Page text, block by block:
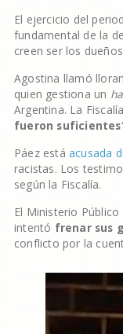
El ejercicio del
fundamental de la
creen ser los
Agostina llamó
quien gestiona un
Argentina. La
fueron suficientes
Páez está acusada
racistas. Los
según la Fiscalía.
El Ministerio
intentó frenar sus
conflicto por la